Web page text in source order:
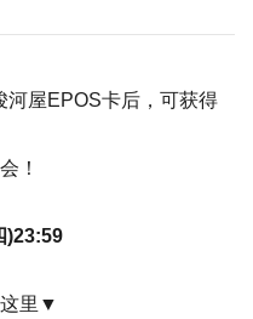
河屋EPOS卡后，可获得
！
)23:59
里▼